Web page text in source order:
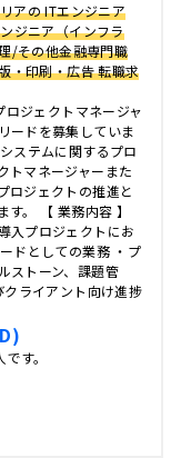
アの ITエンジニア
ジニア（インフラ
/その他金融専門職
・印刷・広告 転職求
ロジェクトマネージャ
ードを募集していま
ステムに関するプロ
トマネージャーまた
ロジェクトの推進と
。 【 業務内容 】
入プロジェクトにお
ドとしての業務 ・プ
ストーン、課題管
ライアント向け進捗
す。